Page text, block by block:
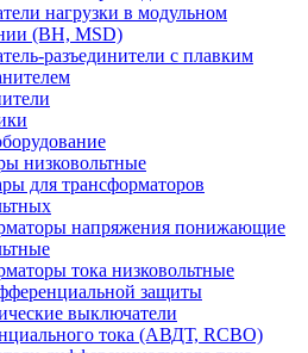
нагрузки в модульном
(ВН, MSD)
разъединители с плавким
низковольтные
для трансформаторов
напряжения понижающие
тока низковольтные
защиты
выключатели
тока (АВДТ, RCBO)